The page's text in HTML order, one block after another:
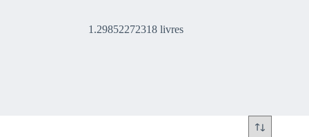
1.29852272318 livres